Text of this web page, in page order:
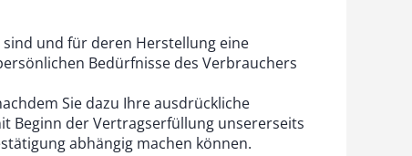
und für deren Herstellung eine
Bedürfnisse des Verbrauchers
Sie dazu Ihre ausdrückliche
Beginn der Vertragserfüllung unsererseits
abhängig machen können.